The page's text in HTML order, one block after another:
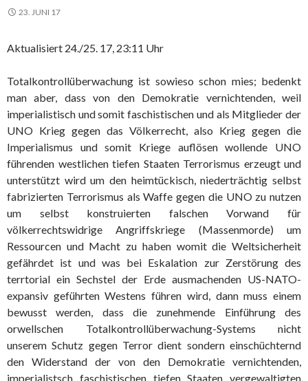
23. JUNI 17
Aktualisiert 24./25. 17, 23:11 Uhr
Totalkontrollüberwachung ist sowieso schon mies; bedenkt
man aber, dass von den Demokratie vernichtenden, weil
imperialistisch und somit faschistischen und als Mitglieder der
UNO Krieg gegen das Völkerrecht, also Krieg gegen die
Imperialismus und somit Kriege auflösen wollende UNO
führenden westlichen tiefen Staaten Terrorismus erzeugt und
unterstützt wird um den heimtückisch, niederträchtig selbst
fabrizierten Terrorismus als Waffe gegen die UNO zu nutzen
um selbst konstruierten falschen Vorwand für
völkerrechtswidrige Angriffskriege (Massenmorde) um
Ressourcen und Macht zu haben womit die Weltsicherheit
gefährdet ist und was bei Eskalation zur Zerstörung des
terrtorial ein Sechstel der Erde ausmachenden US-NATO-
expansiv geführten Westens führen wird, dann muss einem
bewusst werden, dass die zunehmende Einführung des
orwellschen Totalkontrollüberwachung-Systems nicht
unserem Schutz gegen Terror dient sondern einschüchternd
den Widerstand der von den Demokratie vernichtenden,
imperialistsch faschistischen tiefen Staaten vergewaltigten